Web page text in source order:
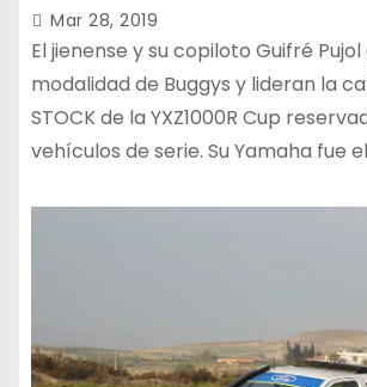
Mar 28, 2019
El jienense y su copiloto Guifré
modalidad de Buggys y lideran la
STOCK de la YXZ1000R Cup
vehículos de serie. Su Yamaha fue